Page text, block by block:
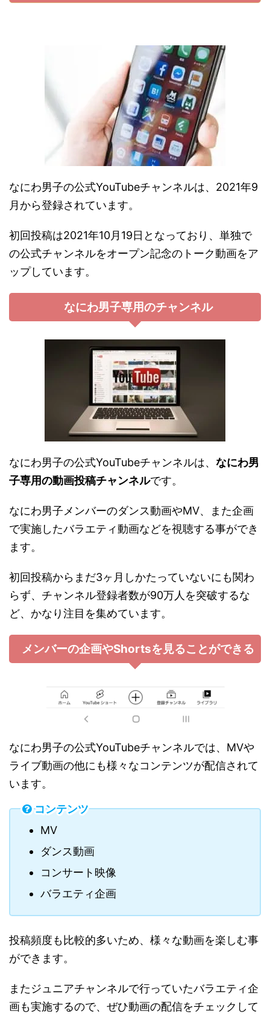
なにわ男子の公式YouTubeチャンネルは、2021年9
月から登録されています。
初回投稿は2021年10月19日となっており、単独で
の公式チャンネルをオープン記念のトーク動画をア
ップしています。
なにわ男子専用のチャンネル
なにわ男子の公式YouTubeチャンネルは、 なにわ男
子専用の動画投稿チャンネルです。
なにわ男子メンバーのダンス動画やMV、また企画
で実施したバラエティ動画などを視聴する事ができ
ます。
初回投稿からまだ3ヶ月しかたっていないにも関わ
らず、チャンネル登録者数が90万人を突破するな
ど、かなり注目を集めています。
メンバーの企画やShortsを見ることができる
なにわ男子の公式YouTubeチャンネルでは、MVや
ライブ動画の他にも様々なコンテンツが配信されて
います。
コンテンツ
MV
ダンス動画
コンサート映像
バラエティ企画
投稿頻度も比較的多いため、様々な動画を楽しむ事
ができます。
またジュニアチャンネルで行っていたバラエティ企
画も実施するので、ぜひ動画の配信をチェックして